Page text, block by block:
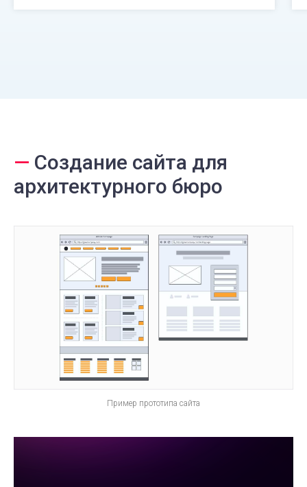
— Создание сайта для
архитектурного бюро
Пример прототипа сайта